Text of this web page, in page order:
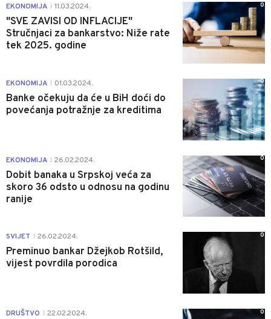
EKONOMIJA 11.03.2024.
"SVE ZAVISI OD INFLACIJE"
Stručnjaci za bankarstvo: Niže rate
tek 2025. godine
0
EKONOMIJA 01.03.2024.
Banke očekuju da će u BiH doći do
povećanja potražnje za kreditima
0
EKONOMIJA 26.02.2024.
Dobit banaka u Srpskoj veća za
skoro 36 odsto u odnosu na godinu
ranije
0
SVIJET 26.02.2024.
Preminuo bankar Džejkob Rotšild,
vijest povrdila porodica
0
DRUŠTVO 22.02.2024. 0